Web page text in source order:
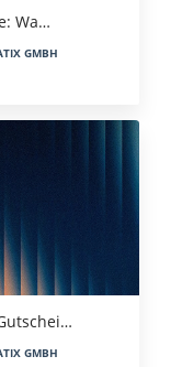
Wa…
GMBH
GMBH